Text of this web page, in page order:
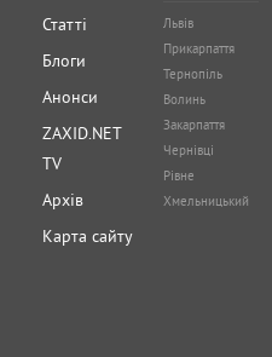
Статті
Блоги
Анонси
ZAXID.NET
TV
Архів
Карта сайту
Львів
Прикарпаття
Тернопіль
Волинь
Закарпаття
Чернівці
Рівне
Хмельницький